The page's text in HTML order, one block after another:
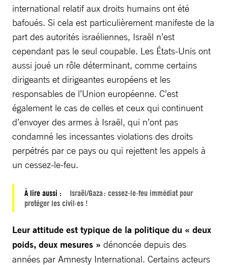
international relatif aux droits humains ont été
bafoués. Si cela est particulièrement manifeste de la
part des autorités israéliennes, Israël n’est
cependant pas le seul coupable. Les États-Unis ont
aussi joué un rôle déterminant, comme certains
dirigeants et dirigeantes européens et les
responsables de l’Union européenne. C’est
également le cas de celles et ceux qui continuent
d’envoyer des armes à Israël, qui n’ont pas
condamné les incessantes violations des droits
perpétrés par ce pays ou qui rejettent les appels à
un cessez-le-feu.
À lire aussi :
Israël/Gaza : cessez-le-feu immédiat pour
protéger les civil·es !
Leur attitude est typique de la politique du « deux
poids, deux mesures » dénoncée depuis des
années par Amnesty International. Certains acteurs